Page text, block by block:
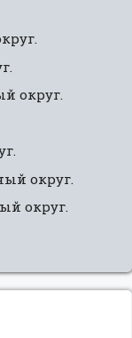
округ.
округ.
округ.